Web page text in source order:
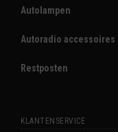
Autolampen
Autoradio accessoires
Restposten
KLANTENSERVICE